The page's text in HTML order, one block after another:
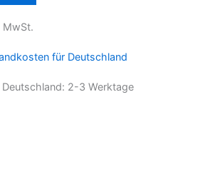
MwSt.
für Deutschland
2-3 Werktage